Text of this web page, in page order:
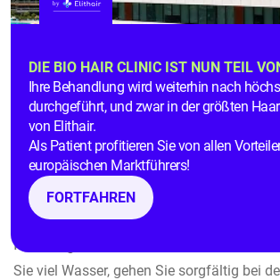
Wiekann man das
automatisch vor der Frage, was Sie
gegen die stark juckende Kopfhaut
Haartransplantation tun dürfen.
Ihre Kopfhaut braucht Feuchtigkeit
gereizt, wenn Sie sich neben der
Produkte zur postoperativen Pflege
Feuchtigkeitszufuhr von Innen
Sie viel Wasser, gehen Sie sorgfältig bei
DIE BIO HAIR CLINIC IST NUN TEIL
Ihre Behandlung wird weiterhin nach
durchgeführt, und zwar in der größten
von Elithair.
Als Patient profitieren Sie von allen
europäischen Marktführers!
FORTFAHREN